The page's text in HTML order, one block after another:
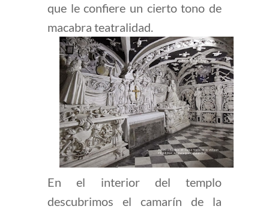
que le confiere un cierto tono de
macabra teatralidad.
En el interior del templo
descubrimos el camarín de la